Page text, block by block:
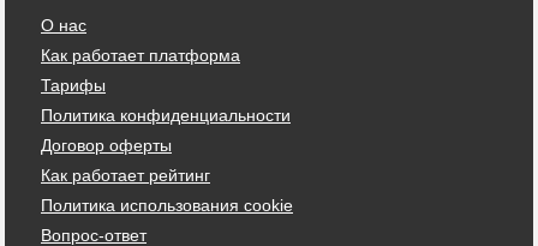
О нас
Как работает платформа
Тарифы
Политика конфиденциальности
Договор оферты
Как работает рейтинг
Политика использования cookie
Вопрос-ответ